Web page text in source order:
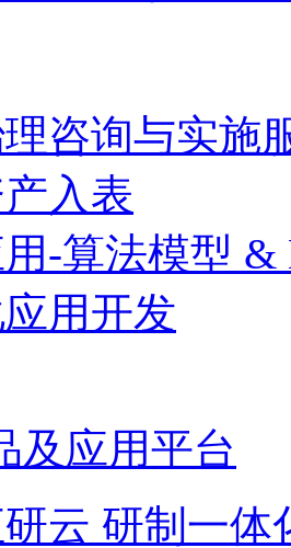
咨询与实施
入表
-算法模型 &
用开发
及应用平台
云 研制一